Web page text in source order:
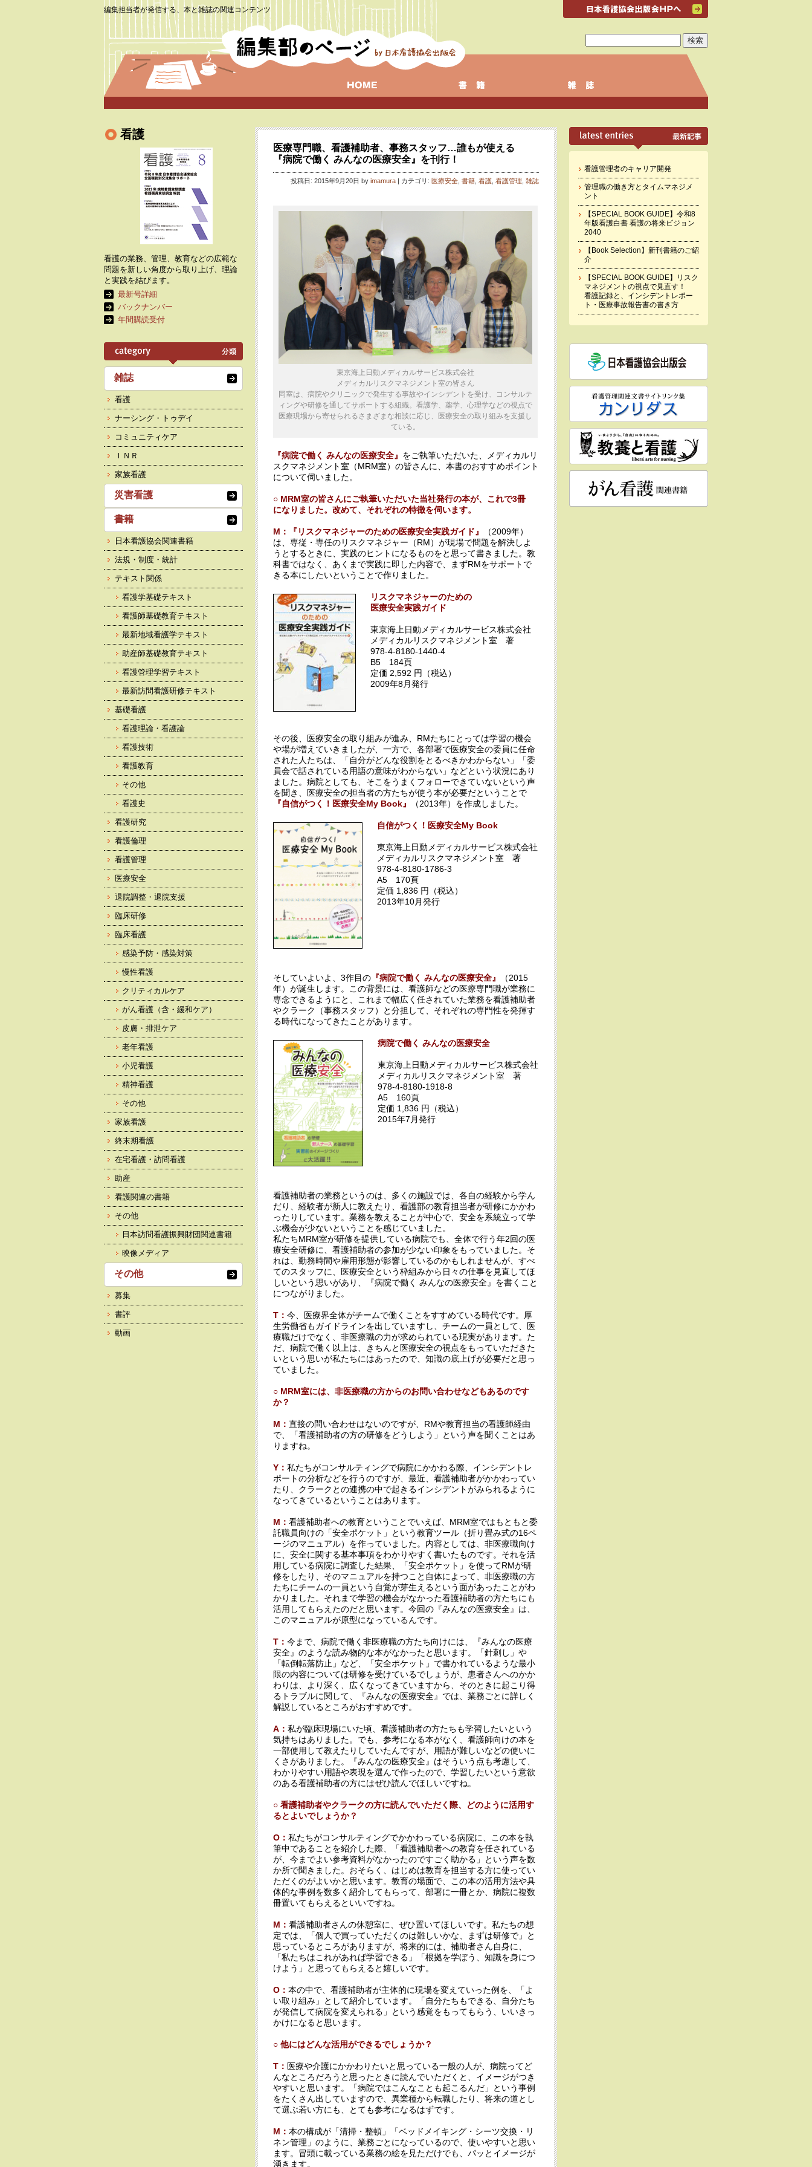
編集担当者が発信する、本と雑誌の関連コンテンツ
医療専門職、看護補助者、事務スタッフ…誰もが使える
『病院で働く みんなの医療安全』を刊行！
投稿日: 2015年9月20日 by imamura | カテゴリ: 医療安全 書籍 看護 看護管理 雑誌
東京海上日動メディカルサービス株式会社
メディカルリスクマネジメント室の皆さん
同室は、病院やクリニックで発生する事故やインシデントを受け、コンサルテ
ィングや研修を通してサポートする組織。看護学、薬学、心理学などの視点で
医療現場から寄せられるさまざまな相談に応じ、医療安全の取り組みを支援し
ている。
『病院で働く みんなの医療安全』 をご執筆いただいた、メディカルリ
スクマネジメント室（MRM室）の皆さんに、本書のおすすめポイント
について伺いました。
○ MRM室の皆さんにご執筆いただいた当社発行の本が、これで3冊
になりました。改めて、それぞれの特徴を伺います。
M：『リスクマネジャーのための医療安全実践ガイド』
（2009年）
は、専従・専任のリスクマネジャー（RM）が現場で問題を解決しよ
うとするときに、実践のヒントになるものをと思って書きました。教
科書ではなく、あくまで実践に即した内容で、まずRMをサポートで
きる本にしたいということで作りました。
リスクマネジャーのための
医療安全実践ガイド
東京海上日動メディカルサービス株式会社
メディカルリスクマネジメント室 著
978-4-8180-1440-4
B5 184頁
定価 2,592 円（税込）
2009年8月発行
その後、医療安全の取り組みが進み、RMたちにとっては学習の機会
や場が増えていきましたが、一方で、各部署で医療安全の委員に任命
された人たちは、「自分がどんな役割をとるべきかわからない」「委
員会で話されている用語の意味がわからない」などという状況にあり
ました。病院としても、そこをうまくフォローできていないという声
を聞き、医療安全の担当者の方たちが使う本が必要だということで
『自信がつく！医療安全My Book』
（2013年）を作成しました。
自信がつく！医療安全My Book
東京海上日動メディカルサービス株式会社
メディカルリスクマネジメント室 著
978-4-8180-1786-3
A5 170頁
定価 1,836 円（税込）
2013年10月発行
そしていよいよ、3作目の 『病院で働く みんなの医療安全』
（2015
年）が誕生します。この背景には、看護師などの医療専門職が業務に
専念できるようにと、これまで幅広く任されていた業務を看護補助者
やクラーク（事務スタッフ）と分担して、それぞれの専門性を発揮す
る時代になってきたことがあります。
病院で働く みんなの医療安全
東京海上日動メディカルサービス株式会社
メディカルリスクマネジメント室 著
978-4-8180-1918-8
A5 160頁
定価 1,836 円（税込）
2015年7月発行
看護補助者の業務というのは、多くの施設では、各自の経験から学ん
だり、経験者が新人に教えたり、看護部の教育担当者が研修にかかわ
ったりしています。業務を教えることが中心で、安全を系統立って学
ぶ機会が少ないということを感じていました。
私たちMRM室が研修を提供している病院でも、全体で行う年2回の医
療安全研修に、看護補助者の参加が少ない印象をもっていました。そ
れは、勤務時間や雇用形態が影響しているのかもしれませんが、すべ
てのスタッフに、医療安全という枠組みから日々の仕事を見直してほ
しいという思いがあり、『病院で働く みんなの医療安全』を書くこと
につながりました。
T： 今、医療界全体がチームで働くことをすすめている時代です。厚
生労働省もガイドラインを出していますし、チームの一員として、医
療職だけでなく、非医療職の力が求められている現実があります。た
だ、病院で働く以上は、きちんと医療安全の視点をもっていただきた
いという思いが私たちにはあったので、知識の底上げが必要だと思っ
ていました。
○ MRM室には、非医療職の方からのお問い合わせなどもあるのです
か？
M： 直接の問い合わせはないのですが、RMや教育担当の看護師経由
で、「看護補助者の方の研修をどうしよう」という声を聞くことはあ
りますね。
Y： 私たちがコンサルティングで病院にかかわる際、インシデントレ
ポートの分析などを行うのですが、最近、看護補助者がかかわってい
たり、クラークとの連携の中で起きるインシデントがみられるように
なってきているということはあります。
M： 看護補助者への教育ということでいえば、MRM室ではもともと委
託職員向けの「安全ポケット」という教育ツール（折り畳み式の16ペ
ージのマニュアル）を作っていました。内容としては、非医療職向け
に、安全に関する基本事項をわかりやすく書いたものです。それを活
用している病院に調査した結果、「安全ポケット」を使ってRMが研
修をしたり、そのマニュアルを持つこと自体によって、非医療職の方
たちにチームの一員という自覚が芽生えるという面があったことがわ
かりました。それまで学習の機会がなかった看護補助者の方たちにも
活用してもらえたのだと思います。今回の『みんなの医療安全』は、
このマニュアルが原型になっているんです。
T： 今まで、病院で働く非医療職の方たち向けには、『みんなの医療
安全』のような読み物的な本がなかったと思います。「針刺し」や
「転倒転落防止」など、「安全ポケット」で書かれているような最小
限の内容については研修を受けているでしょうが、患者さんへのかか
わりは、より深く、広くなってきていますから、そのときに起こり得
るトラブルに関して、『みんなの医療安全』では、業務ごとに詳しく
解説しているところがおすすめです。
A： 私が臨床現場にいた頃、看護補助者の方たちも学習したいという
気持ちはありました。でも、参考になる本がなく、看護師向けの本を
一部使用して教えたりしていたんですが、用語が難しいなどの使いに
くさがありました。『みんなの医療安全』はそういう点も考慮して、
わかりやすい用語や表現を選んで作ったので、学習したいという意欲
のある看護補助者の方にはぜひ読んでほしいですね。
○ 看護補助者やクラークの方に読んでいただく際、どのように活用す
るとよいでしょうか？
O： 私たちがコンサルティングでかかわっている病院に、この本を執
筆中であることを紹介した際、「看護補助者への教育を任されている
が、今までよい参考資料がなかったのですごく助かる」という声を数
か所で聞きました。おそらく、はじめは教育を担当する方に使ってい
ただくのがよいかと思います。教育の場面で、この本の活用方法や具
体的な事例を数多く紹介してもらって、部署に一冊とか、病院に複数
冊置いてもらえるといいですね。
M： 看護補助者さんの休憩室に、ぜひ置いてほしいです。私たちの想
定では、「個人で買っていただくのは難しいかな、まずは研修で」と
思っているところがありますが、将来的には、補助者さん自身に、
「私たちはこれがあれば学習できる」「根拠を学ぼう、知識を身につ
けよう」と思ってもらえると嬉しいです。
O： 本の中で、看護補助者が主体的に現場を変えていった例を、「よ
い取り組み」として紹介しています。「自分たちもできる、自分たち
が発信して病院を変えられる」という感覚をもってもらう、いいきっ
かけになると思います。
○ 他にはどんな活用ができるでしょうか？
T： 医療や介護にかかわりたいと思っている一般の人が、病院ってど
んなところだろうと思ったときに読んでいただくと、イメージがつき
やすいと思います。「病院ではこんなことも起こるんだ」という事例
をたくさん出していますので、異業種から転職したり、将来の道とし
て選ぶ若い方にも、とても参考になるはずです。
M： 本の構成が「清掃・整頓」「ベッドメイキング・シーツ交換・リ
ネン管理」のように、業務ごとになっているので、使いやすいと思い
ます。冒頭に載っている業務の絵を見ただけでも、パッとイメージが
湧きます。
看護
看護の業務、管理、教育などの広範な
問題を新しい角度から取り上げ、理論
と実践を結びます。
最新号詳細
バックナンバー
年間購読受付
雑誌
看護
ナーシング・トゥデイ
コミュニティケア
ＩＮＲ
家族看護
災害看護
書籍
日本看護協会関連書籍
法規・制度・統計
テキスト関係
看護学基礎テキスト
看護師基礎教育テキスト
最新地域看護学テキスト
助産師基礎教育テキスト
看護管理学習テキスト
最新訪問看護研修テキスト
基礎看護
看護理論・看護論
看護技術
看護教育
その他
看護史
看護研究
看護倫理
看護管理
医療安全
退院調整・退院支援
臨床研修
臨床看護
感染予防・感染対策
慢性看護
クリティカルケア
がん看護（含・緩和ケア）
皮膚・排泄ケア
老年看護
小児看護
精神看護
その他
家族看護
終末期看護
在宅看護・訪問看護
助産
看護関連の書籍
その他
日本訪問看護振興財団関連書籍
映像メディア
その他
募集
書評
動画
看護管理者のキャリア開発
管理職の働き方とタイムマネジメ
ント
【SPECIAL BOOK GUIDE】令和8
年版看護白書 看護の将来ビジョン
2040
【Book Selection】新刊書籍のご紹
介
【SPECIAL BOOK GUIDE】リスク
マネジメントの視点で見直す！
看護記録と、インシデントレポー
ト・医療事故報告書の書き方